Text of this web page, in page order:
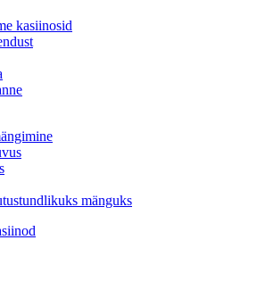
kasiinosid
mänguks